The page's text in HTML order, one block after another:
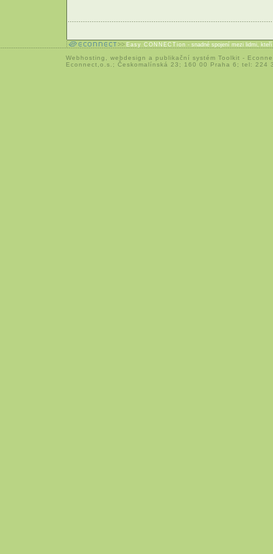
Easy CONNECTion - snadné spojení mezi lidmi,
Webhosting webdesign a publikační systém Toolkit -
Econnect,o.s.; Českomalínská 23; 160 00 Praha 6; tel: 224